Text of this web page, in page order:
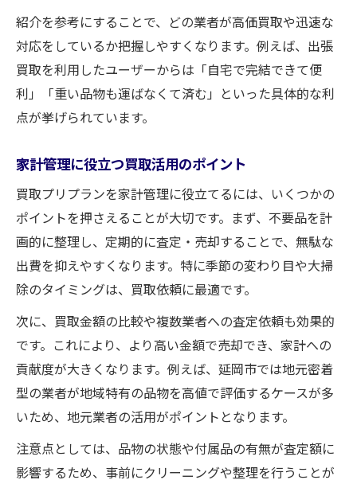
紹介を参考にすることで、どの業者が高価買取や迅速な
対応をしているか把握しやすくなります。例えば、出張
買取を利用したユーザーからは「自宅で完結できて便
利」「重い品物も運ばなくて済む」といった具体的な利
点が挙げられています。
家計管理に役立つ買取活用のポイント
買取プリプランを家計管理に役立てるには、いくつかの
ポイントを押さえることが大切です。まず、不要品を計
画的に整理し、定期的に査定・売却することで、無駄な
出費を抑えやすくなります。特に季節の変わり目や大掃
除のタイミングは、買取依頼に最適です。
次に、買取金額の比較や複数業者への査定依頼も効果的
です。これにより、より高い金額で売却でき、家計への
貢献度が大きくなります。例えば、延岡市では地元密着
型の業者が地域特有の品物を高値で評価するケースが多
いため、地元業者の活用がポイントとなります。
注意点としては、品物の状態や付属品の有無が査定額に
影響するため、事前にクリーニングや整理を行うことが